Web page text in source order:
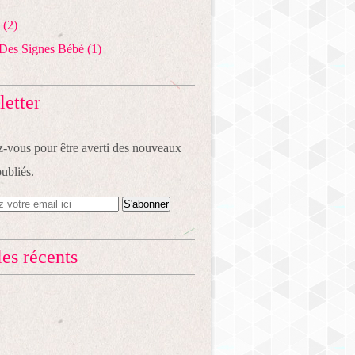
(2)
Signes Bébé (1)
vous pour être averti des nouveaux
récents